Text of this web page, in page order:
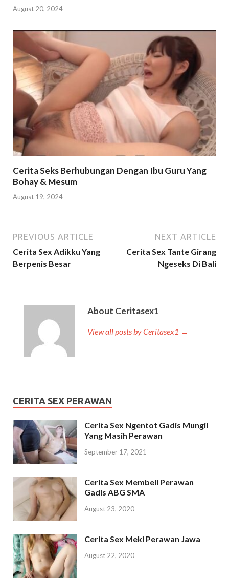
August 20, 2024
Cerita Seks Berhubungan Dengan Ibu Guru Yang
Bohay & Mesum
August 19, 2024
PREVIOUS ARTICLE
Cerita Sex Adikku Yang
Berpenis Besar
NEXT ARTICLE
Cerita Sex Tante Girang
Ngeseks Di Bali
About Ceritasex1
View all posts by Ceritasex1 →
CERITA SEX PERAWAN
Cerita Sex Ngentot Gadis Mungil
Yang Masih Perawan
September 17, 2021
Cerita Sex Membeli Perawan
Gadis ABG SMA
August 23, 2020
Cerita Sex Meki Perawan Jawa
August 22, 2020